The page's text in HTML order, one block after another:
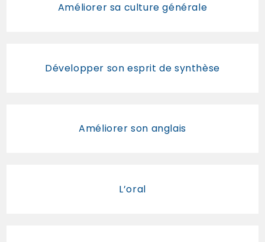
Améliorer sa culture générale
Développer son esprit de synthèse
Améliorer son anglais
L’oral